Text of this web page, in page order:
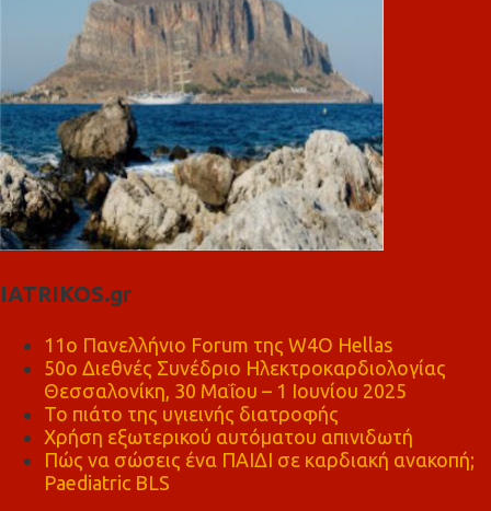
IATRIKOS.gr
11ο Πανελλήνιο Forum της W4O Hellas
50ο Διεθνές Συνέδριο Ηλεκτροκαρδιολογίας
Θεσσαλονίκη, 30 Μαΐου – 1 Ιουνίου 2025
Το πιάτο της υγιεινής διατροφής
Χρήση εξωτερικού αυτόματου απινιδωτή
Πώς να σώσεις ένα ΠΑΙΔΙ σε καρδιακή ανακοπή;
Paediatric BLS